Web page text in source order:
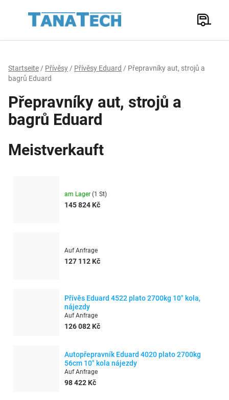
Suchen
Startseite / Přívěsy / Přívěsy Eduard / Přepravníky aut, strojů a
bagrů Eduard
Přepravníky aut, strojů a
bagrů Eduard
Meistverkauft
am Lager (1 St)
145 824 Kč
Auf Anfrage
127 112 Kč
Přívěs Eduard 4522 plato 2700kg 10" kola,
nájezdy
Auf Anfrage
126 082 Kč
Autopřepravník Eduard 4020 plato 2700kg
56cm 10" kola nájezdy
Auf Anfrage
98 422 Kč